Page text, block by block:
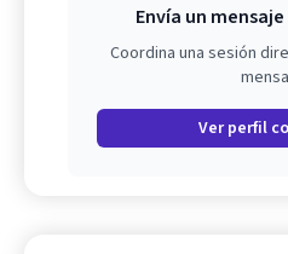
Envía un
Coordina una sesión
Ver perfil